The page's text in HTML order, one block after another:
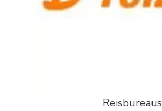
Reisbureaus